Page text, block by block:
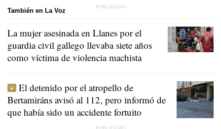
También en La Voz
La mujer asesinada en Llanes por el
guardia civil gallego llevaba siete años
como víctima de violencia machista
El detenido por el atropello de
Bertamiráns avisó al 112, pero informó de
que había sido un accidente fortuito